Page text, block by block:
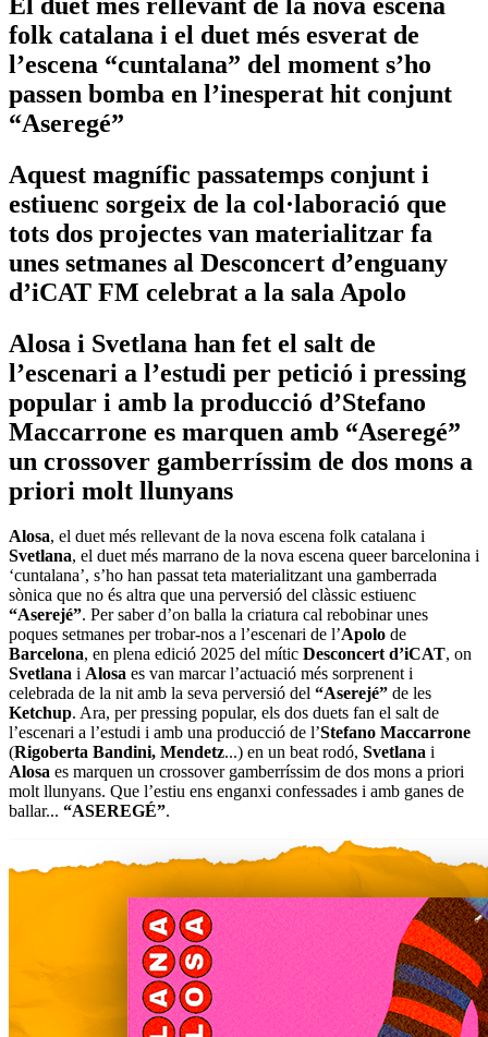
folk catalana i el duet més esverat de
l’escena “cuntalana” del moment s’ho
passen bomba en l’inesperat hit conjunt
“Aseregé”
Aquest magnífic passatemps conjunt i
estiuenc sorgeix de la col·laboració que
tots dos projectes van materialitzar fa
unes setmanes al Desconcert d’enguany
d’iCAT FM celebrat a la sala Apolo
Alosa i Svetlana han fet el salt de
l’escenari a l’estudi per petició i pressing
popular i amb la producció d’Stefano
Maccarrone es marquen amb “Aseregé”
un crossover gamberríssim de dos mons a
priori molt llunyans
Alosa, el duet més rellevant de la nova escena folk catalana i
Svetlana, el duet més marrano de la nova escena queer barcelonina i
‘cuntalana’, s’ho han passat teta materialitzant una gamberrada
sònica que no és altra que una perversió del clàssic estiuenc
“Aserejé”. Per saber d’on balla la criatura cal rebobinar unes
poques setmanes per trobar-nos a l’escenari de l’Apolo de
Barcelona, en plena edició 2025 del mític Desconcert d’iCAT, on
Svetlana i Alosa es van marcar l’actuació més sorprenent i
celebrada de la nit amb la seva perversió del “Aserejé” de les
Ketchup. Ara, per pressing popular, els dos duets fan el salt de
l’escenari a l’estudi i amb una producció de l’Stefano Maccarrone
(Rigoberta Bandini, Mendetz...) en un beat rodó, Svetlana i
Alosa es marquen un crossover gamberríssim de dos mons a priori
molt llunyans. Que l’estiu ens enganxi confessades i amb ganes de
ballar... “ASEREGÉ”.